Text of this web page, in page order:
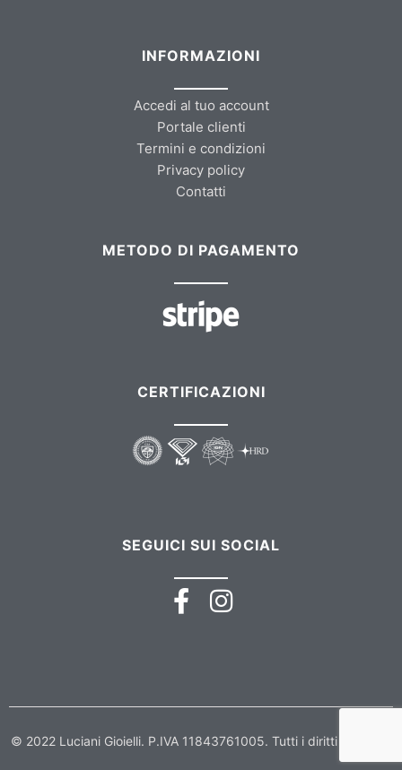
INFORMAZIONI
Accedi al tuo account
Portale clienti
Termini e condizioni
Privacy policy
Contatti
METODO DI PAGAMENTO
CERTIFICAZIONI
SEGUICI SUI SOCIAL
© 2022 Luciani Gioielli. P.IVA 11843761005. Tutti i diritti riservati.